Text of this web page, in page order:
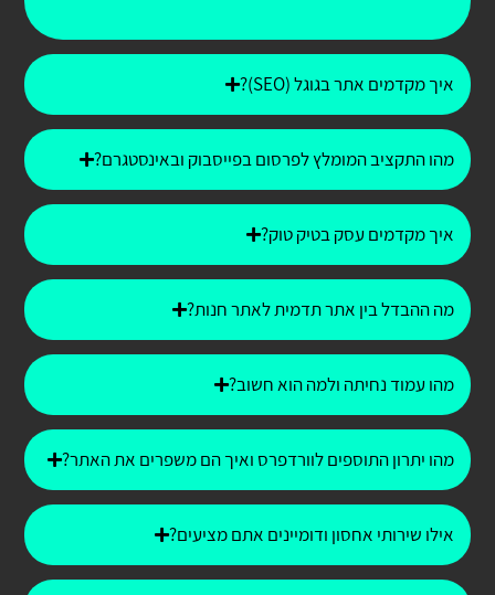
איך מקדמים אתר בגוגל (SEO)?
מהו התקציב המומלץ לפרסום בפייסבוק ובאינסטגרם?
איך מקדמים עסק בטיק טוק?
מה ההבדל בין אתר תדמית לאתר חנות?
מהו עמוד נחיתה ולמה הוא חשוב?
מהו יתרון התוספים לוורדפרס ואיך הם משפרים את האתר?
אילו שירותי אחסון ודומיינים אתם מציעים?